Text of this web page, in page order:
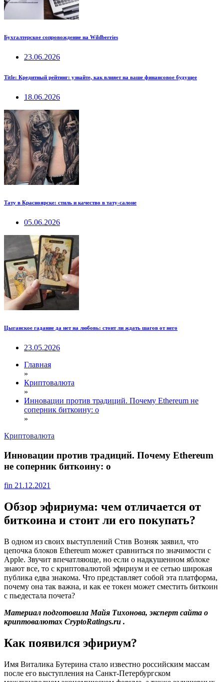
Бухгалтерское сопровождение на Wildberries
23.06.2026
Title: Кредитный рейтинг: узнайте, как влияет на ваше финансовое будущее
18.06.2026
Тату в Красноярске: стиль и качество в тату-салоне
05.06.2026
Цыганское гадание да нет на любовь: стоит ли ждать шагов от него
23.05.2026
Главная
»
Криптовалюта
»
Инновации против традиций. Почему Ethereum не
соперник биткоину: о
»
Криптовалюта
Инновации против традиций. Почему Ethereum
не соперник биткоину: о
fin 21.12.2021
Обзор эфириума: чем отличается от
биткоина и стоит ли его покупать?
В одном из своих выступлений Стив Возняк заявил, что
цепочка блоков Ethereum может сравниться по значимости с
Apple. Звучит впечатляюще, но если о надкушенном яблоке
знают все, то с криптовалютой эфириум и ее сетью широкая
публика едва знакома. Что представляет собой эта платформа,
почему она так важна, и как ее токен может сместить биткоин
с пьедестала почета?
Материал подготовила Майя Тихонова, эксперт сайта о
криптовалютах CryptoRatings.ru .
Как появился эфириум?
Имя Виталика Бутерина стало известно российским массам
после его выступления на Санкт-Петербургском